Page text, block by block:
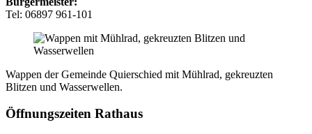
Tel: 06897 961-101
Wappen der Gemeinde Quierschied mit Mühlrad, gekreuzten
Blitzen und Wasserwellen.
Öffnungszeiten Rathaus